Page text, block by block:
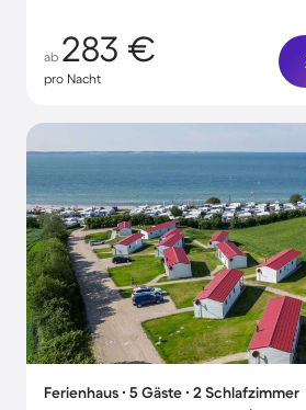
ab 283 €
pro Nacht
Ferienhaus ∙ 5 Gäste ∙ 2 Schlafzimmer